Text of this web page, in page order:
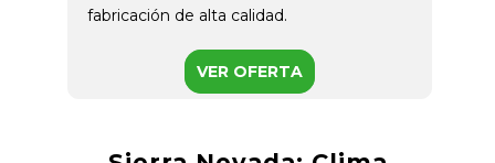
fabricación de alta calidad.
VER OFERTA